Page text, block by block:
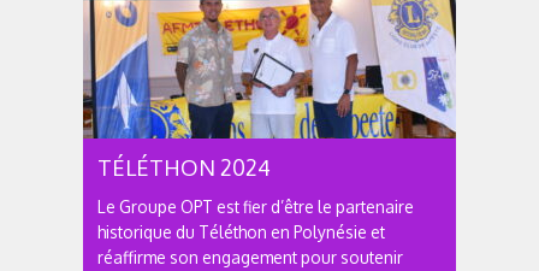
monsieur Yoann LECOURIEUX et le directeur
des...
CONTINUE
TÉLÉTHON 2024
Le Groupe OPT est fier d’être le partenaire
historique du Téléthon en Polynésie et
réaffirme son engagement pour soutenir